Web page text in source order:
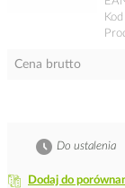
Cena brutto
Dodaj do
Do ustalenia